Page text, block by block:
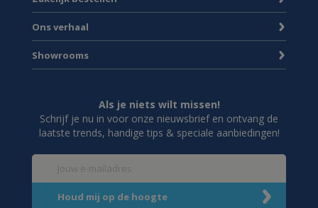
Ons verhaal
Showrooms
Als je niets wilt missen!
Schrijf je nu in voor onze nieuwsbrief en ontvang de
laatste trends, handige tips & speciale aanbiedingen!